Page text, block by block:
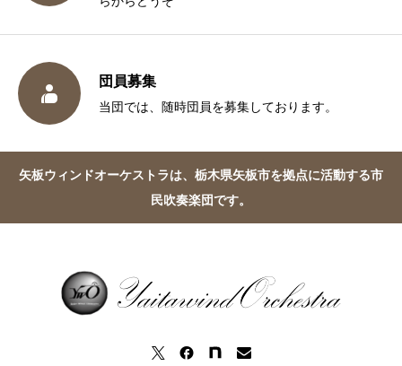
 団員募集
当団では、随時団員を募集しております。
矢板ウィンドオーケストラは、栃木県矢板市を拠点に活動する市
民吹奏楽団です。